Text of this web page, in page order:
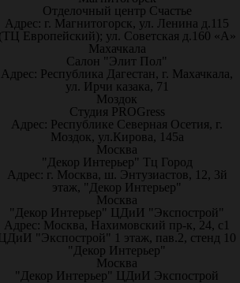
Отделочный центр Счастье
Адрес: г. Магнитогорск, ул. Ленина д.115
Европейский); ул. Советская д.160 «А»
Махачкала
Салон "Элит Пол"
Адрес: Республика Дагестан, г. Махачкала,
ул. Ирчи казака, 71
Моздок
Студия PROGress
Адрес: Республике Северная Осетия, г.
Моздок, ул.Кирова, 145а
Москва
"Декор Интерьер" Тц Город
Адрес: г. Москва, ш. Энтузиастов, 12, 3й
этаж, "Декор Интерьер"
Москва
"Декор Интерьер" ЦДиИ "Экспострой"
Адрес: Москва, Нахимовский пр-к, 24, с1
"Экспострой" 1 этаж, пав.2, стенд 10
"Декор Интерьер"
Москва
"Декор Интерьер" ЦДиИ Экспострой